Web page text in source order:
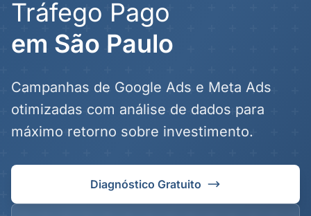
Tráfego Pago
em São Paulo
Campanhas de Google Ads e Meta Ads
otimizadas com análise de dados para
máximo retorno sobre investimento.
Diagnóstico Gratuito